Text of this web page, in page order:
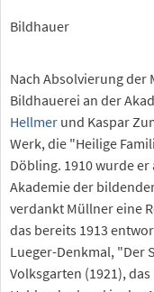
Bildhauer
Nach Absolvierung
Bildhauerei an der
Hellmer und Kaspar
Werk, die "Heilige
Döbling. 1910 wurde er
Akademie der
verdankt Müllner eine
das bereits 1913
Lueger-Denkmal, "Der
Volksgarten (1921),